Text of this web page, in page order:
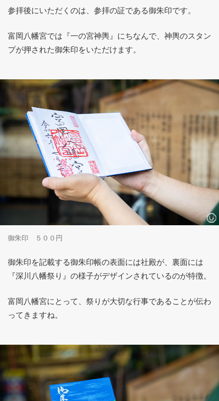
参拝後にいただくのは、参拝の証である御朱印です。
富岡八幡宮では『一の宮神輿』にちなんで、神輿のスタン
プが押された御朱印をいただけます。
御朱印 ５００円
御朱印を記載する御朱印帳の表面には社殿が、裏面には
『深川八幡祭り』の様子がデザインされているのが特徴。
富岡八幡宮にとって、祭りが大切な行事であることが伝わ
ってきますね。